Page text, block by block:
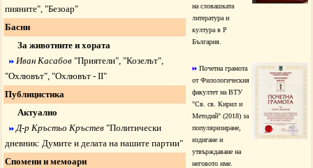
пияните", "Безоар"
Басни
За животните и хората
Иван Касабов "Приятели", "Козелът",
"Охлювът", "Охлювът - II"
Публицистика
Актуално
Д-р Кръстьо Кръстев "Политически
дневник: Думите и делата на нашите партии"
Спомени и мемоари
на словашката
литература и
култура в Р
България.
Почетна грамота
от Филологическия
факултет на ВТУ
"Св. св. Кирил и
Методий" (2018) за
популяризиране,
издигане и
утвърждаване на
неговото име.